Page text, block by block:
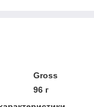
Gross
96 г